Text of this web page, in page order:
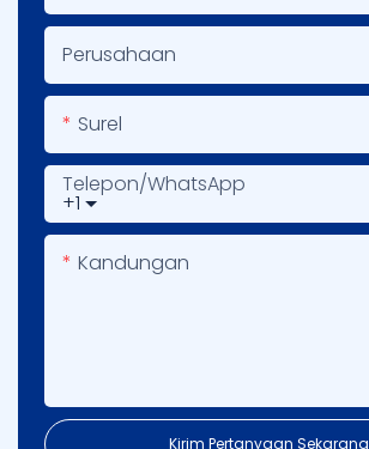
Perusahaan
Surel
+1
Telepon/WhatsApp
Kandungan
Kirim Pertanyaan Sekarang